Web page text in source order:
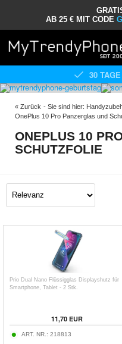
AB 25 € MIT CODE
30
« Zurück - Sie sind hier:
OnePlus 10 Pro Panzerglas und
ONEPLUS 10
SCHUTZFOLIE
Prio Dual Nano Flüssigglas Displayshutz für
Smartphone, Tablet - 2 Stk.
11,70EUR
ART. NR.: 218813